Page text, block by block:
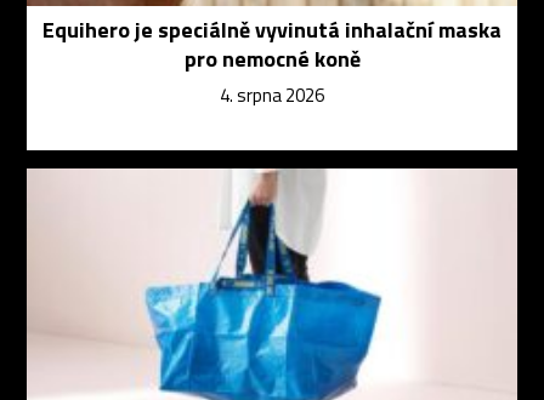
Equihero je speciálně vyvinutá inhalační maska
pro nemocné koně
4. srpna 2026